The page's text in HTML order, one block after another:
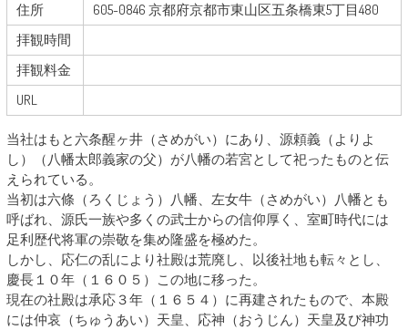
住所
605-0846 京都府京都市東山区五条橋東5丁目480
拝観時間
拝観料金
URL
当社はもと六条醒ヶ井（さめがい）にあり、源頼義（よりよ
し）（八幡太郎義家の父）が八幡の若宮として祀ったものと伝
えられている。
当初は六條（ろくじょう）八幡、左女牛（さめがい）八幡とも
呼ばれ、源氏一族や多くの武士からの信仰厚く、室町時代には
足利歴代将軍の崇敬を集め隆盛を極めた。
しかし、応仁の乱により社殿は荒廃し、以後社地も転々とし、
慶長１０年（１６０５）この地に移った。
現在の社殿は承応３年（１６５４）に再建されたもので、本殿
には仲哀（ちゅうあい）天皇、応神（おうじん）天皇及び神功